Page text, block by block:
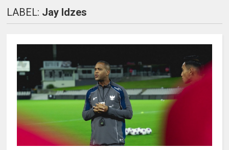
LABEL: Jay Idzes